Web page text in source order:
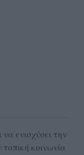
ενισχύσει την
κοινωνία